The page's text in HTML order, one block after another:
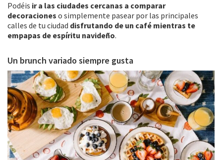
Podéis ir a las ciudades cercanas a comparar
decoraciones o simplemente pasear por las principales
calles de tu ciudad disfrutando de un café mientras te
empapas de espíritu navideño.
Un brunch variado siempre gusta